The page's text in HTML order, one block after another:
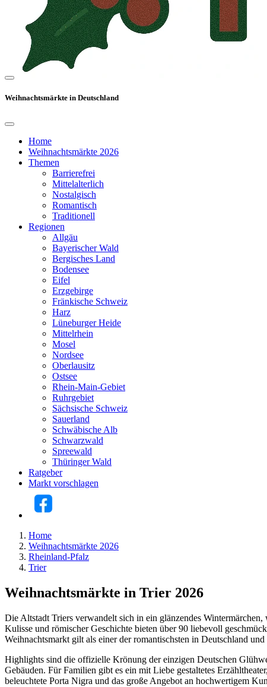
Weihnachtsmärkte in Deutschland
Home
Weihnachtsmärkte 2026
Themen
Barrierefrei
Mittelalterlich
Nostalgisch
Romantisch
Traditionell
Regionen
Allgäu
Bayerischer Wald
Bergisches Land
Bodensee
Eifel
Erzgebirge
Fränkische Schweiz
Harz
Lüneburger Heide
Mittelrhein
Mosel
Nordsee
Oberlausitz
Ostsee
Rhein-Main-Gebiet
Ruhrgebiet
Sächsische Schweiz
Sauerland
Schwäbische Alb
Schwarzwald
Spreewald
Thüringer Wald
Ratgeber
Markt vorschlagen
Home
Weihnachtsmärkte 2026
Rheinland-Pfalz
Trier
Weihnachtsmärkte in Trier 2026
Die Altstadt Triers verwandelt sich in ein glänzendes
Kulisse und römischer Geschichte bieten über 90 liebevoll
Weihnachtsmarkt gilt als einer der romantischsten in Deutschland
Highlights sind die offizielle Krönung der einzigen Deutschen
Gebäuden. Für Familien gibt es ein mit Liebe gestaltetes
beleuchtete Porta Nigra und das große Angebot an hochwertigem